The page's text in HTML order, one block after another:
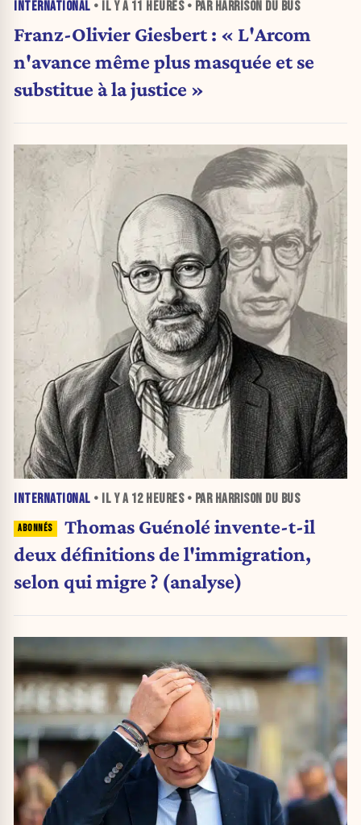
INTERNATIONAL • IL Y A 11 HEURES• PAR HARRISON DU BUS
Franz-Olivier Giesbert : « L'Arcom
n'avance même plus masquée et se
substitue à la justice »
INTERNATIONAL • IL Y A 12 HEURES• PAR HARRISON DU BUS
Thomas Guénolé invente-t-il
deux définitions de l'immigration,
selon qui migre ? (analyse)